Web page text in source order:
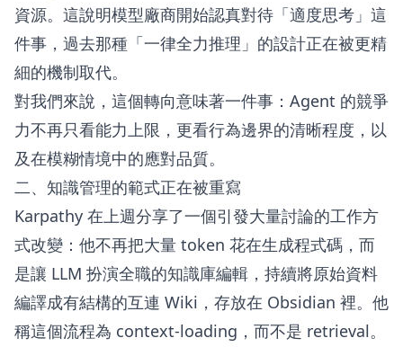
資源。這說明模型廠商開始認真對待「適度思考」這
件事，過去那種「一律全力推理」的設計正在被更精
細的機制取代。
對我們來說，這個轉向意味著一件事：Agent 的競爭
力不再只看能力上限，更看行為邊界的清晰程度，以
及在模糊情境中的應對品質。
二、知識管理的範式正在被重寫
Karpathy 在上週分享了一個引發大量討論的工作方
式改變：他不再把大量 token 花在生成程式碼，而
是讓 LLM 扮演全職的知識庫編輯，持續將原始資料
編譯成有結構的互連 Wiki，存放在 Obsidian 裡。他
稱這個流程為 context-loading，而不是 retrieval。